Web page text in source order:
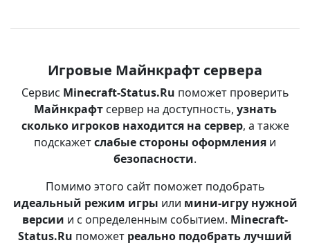
Игровые Майнкрафт сервера
Сервис Minecraft-Status.Ru поможет проверить
Майнкрафтсервер на доступность, узнать
сколько игроков находится на сервер, а также
подскажетслабые стороны оформления и
безопасности.
Помимо этого сайт поможет подобрать
идеальный режим игры или мини-игру нужной
версии и с определенным событием. Minecraft-
Status.Ru поможет реально подобрать лучший